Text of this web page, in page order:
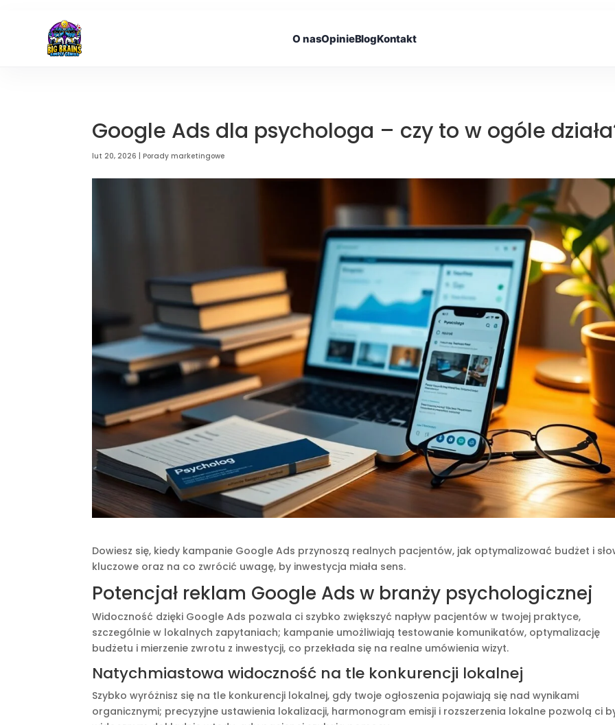
O nasOpinieBlogKontakt
Google Ads dla psychologa – czy to w ogóle
lut 20, 2026 |Porady marketingowe
Dowiesz się, kiedy kampanie Google Ads przynoszą realnych pacjentów, jak optymalizować budżet i
kluczowe oraz na co zwrócić uwagę, by inwestycja miała sens.
Potencjał reklam Google Ads w branży psychologicznej
Widoczność dzięki Google Ads pozwala ci szybko zwiększyć napływ pacjentów w twojej praktyce,
szczególnie w lokalnych zapytaniach; kampanie umożliwiają testowanie komunikatów, optymalizację
budżetu i mierzenie zwrotu z inwestycji, co przekłada się na realne umówienia wizyt.
Natychmiastowa widoczność na tle konkurencji lokalnej
Szybko wyróżnisz się na tle konkurencji lokalnej, gdy twoje ogłoszenia pojawiają się nad wynikami
organicznymi; precyzyjne ustawienia lokalizacji, harmonogram emisji i rozszerzenia lokalne pozwolą ci